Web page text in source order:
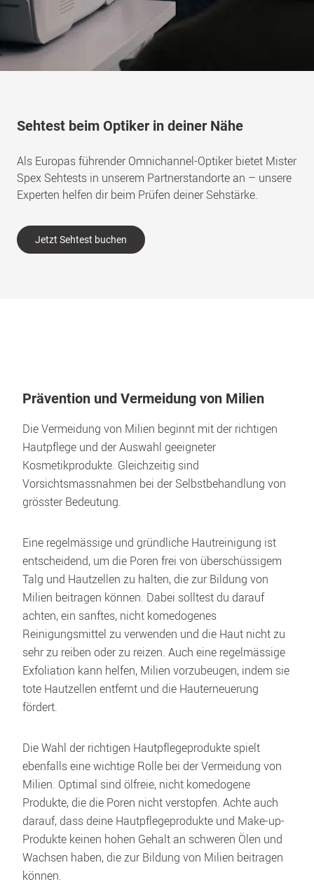
Sehtest beim Optiker in deiner Nähe
Als Europas führender Omnichannel-Optiker bietet Mister
Spex Sehtests in unserem Partnerstandorte an – unsere
Experten helfen dir beim Prüfen deiner Sehstärke.
Jetzt Sehtest buchen
Prävention und Vermeidung von Milien
Die Vermeidung von Milien beginnt mit der richtigen
Hautpflege und der Auswahl geeigneter
Kosmetikprodukte. Gleichzeitig sind
Vorsichtsmassnahmen bei der Selbstbehandlung von
grösster Bedeutung.
Eine regelmässige und gründliche Hautreinigung ist
entscheidend, um die Poren frei von überschüssigem
Talg und Hautzellen zu halten, die zur Bildung von
Milien beitragen können. Dabei solltest du darauf
achten, ein sanftes, nicht komedogenes
Reinigungsmittel zu verwenden und die Haut nicht zu
sehr zu reiben oder zu reizen. Auch eine regelmässige
Exfoliation kann helfen, Milien vorzubeugen, indem sie
tote Hautzellen entfernt und die Hauterneuerung
fördert.
Die Wahl der richtigen Hautpflegeprodukte spielt
ebenfalls eine wichtige Rolle bei der Vermeidung von
Milien. Optimal sind ölfreie, nicht komedogene
Produkte, die die Poren nicht verstopfen. Achte auch
darauf, dass deine Hautpflegeprodukte und Make-up-
Produkte keinen hohen Gehalt an schweren Ölen und
Wachsen haben, die zur Bildung von Milien beitragen
können.